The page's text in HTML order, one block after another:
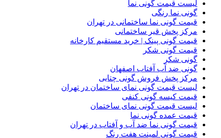
لیست قیمت گونی نما
گونی نما رنگی
قیمت گونی نما ساختمانی در تهران
مرکز پخش قیر ساختمانی
قیمت گونی پینک | خرید مستقیم کارخانه
قیمت گونی شکر
گونی شکر
گونی ضد آب آفتاب اصفهان
مرکز پخش فروش گونی چتایی
لیست قیمت گونی نمای ساختمان در تهران
قیمت کیسه گونی کنفی
لیست قیمت گونی نمای ساختمان
قیمت عمده گونی نما
قیمت گونی نما ضد آب و آفتاب در تهران
قیمت گونی لمینت هفت رنگ